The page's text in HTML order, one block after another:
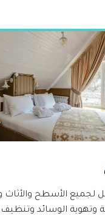
الأسطح والأثاث
وتهوية الوسائد وتنظيف